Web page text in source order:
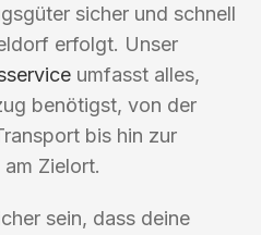
sicher und schnell
erfolgt. Unser
umfasst alles,
benötigst, von der
bis hin zur
am Zielort.
sein, dass deine